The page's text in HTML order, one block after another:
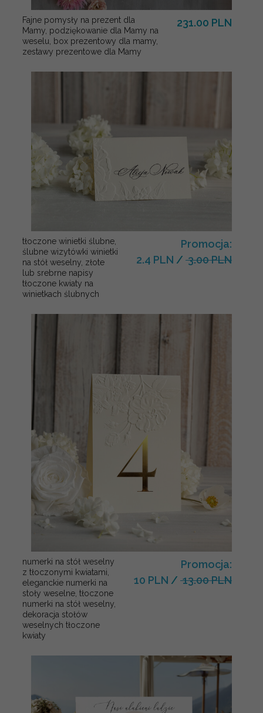
Fajne pomysły na prezent dla
Mamy, podziękowanie dla Mamy na
weselu, box prezentowy dla mamy,
zestawy prezentowe dla Mamy
231.00 PLN
tłoczone winietki ślubne,
ślubne wizytówki winietki
na stół weselny, złote
lub srebrne napisy
tłoczone kwiaty na
winietkach ślubnych
Promocja:
2.4 PLN / 3.00 PLN
numerki na stół weselny
z tłoczonymi kwiatami,
eleganckie numerki na
stoły weselne, tłoczone
numerki na stół weselny,
dekoracja stołów
weselnych tłoczone
kwiaty
Promocja:
10 PLN / 13.00 PLN